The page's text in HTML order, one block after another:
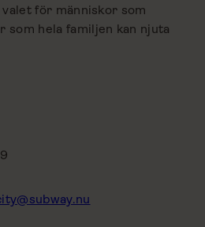
för människor som
som hela familjen kan njuta